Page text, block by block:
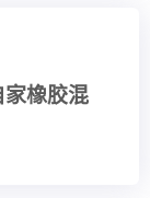
橡胶混